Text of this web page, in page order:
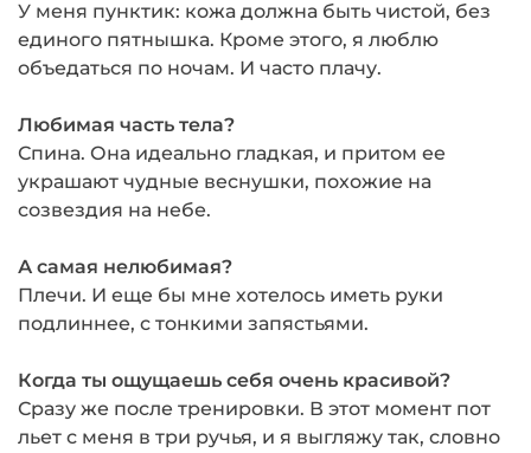
У меня пунктик: кожа должна быть чистой, без
единого пятнышка. Кро­ме этого, я люблю
объедаться по ночам. И часто плачу.
Любимая часть тела?
Спина. Она идеа­льно гладкая, и притом ее
украшают чуд­ные веснушки, похожие на
созвездия на небе.
А самая нелюбимая?
Плечи. И еще бы мне хотелось иметь руки
подлиннее, с тонкими запястьями.
Когда ты ощущаешь себя очень кра­сивой?
Сразу же после тренировки. В этот момент пот
льет с меня в три ручья, и я выгляжу так, словно